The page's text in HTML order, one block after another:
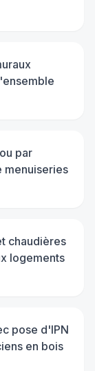
par
menuiseries
chaudières
logements
pose d'IPN
en bois